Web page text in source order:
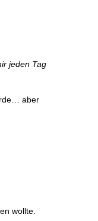
jeden Tag
aber
wollte.